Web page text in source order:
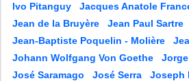
Ivo Pitanguy
Jacques Anatole
Jean de la Bruyère
Jean Paul Sartre
Jean-Baptiste Poquelin - Molière
Johann Wolfgang Von Goethe
José Saramago
José Serra Joseph